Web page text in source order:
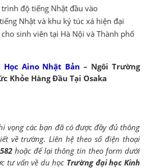
độ tiếng Nhật đầu vào
Nhật và khu ký túc xá hiện đại
sinh viên tại Hà Nội và Thành phố
Học Aino Nhật Bản – Ngôi Trường
Khỏe Hàng Đầu Tại Osaka
vọng các bạn đã có được đầy đủ thông
về trường. Liên hệ theo số điện thoại
hoặc để lại thông tin theo form dưới
tư vấn về du học Trường đại học Kinh